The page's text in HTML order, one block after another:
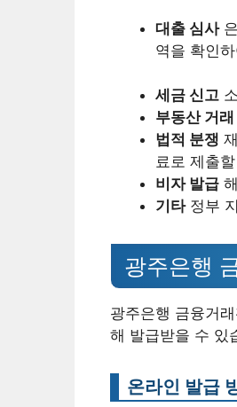
대출 심사
역을 확인
세금 신고
부동산 거래
법적 분쟁
료로 제출
비자 발급
기타정부
광주은행
광주은행 금융거
해 발급받을 수 있
온라인 발급